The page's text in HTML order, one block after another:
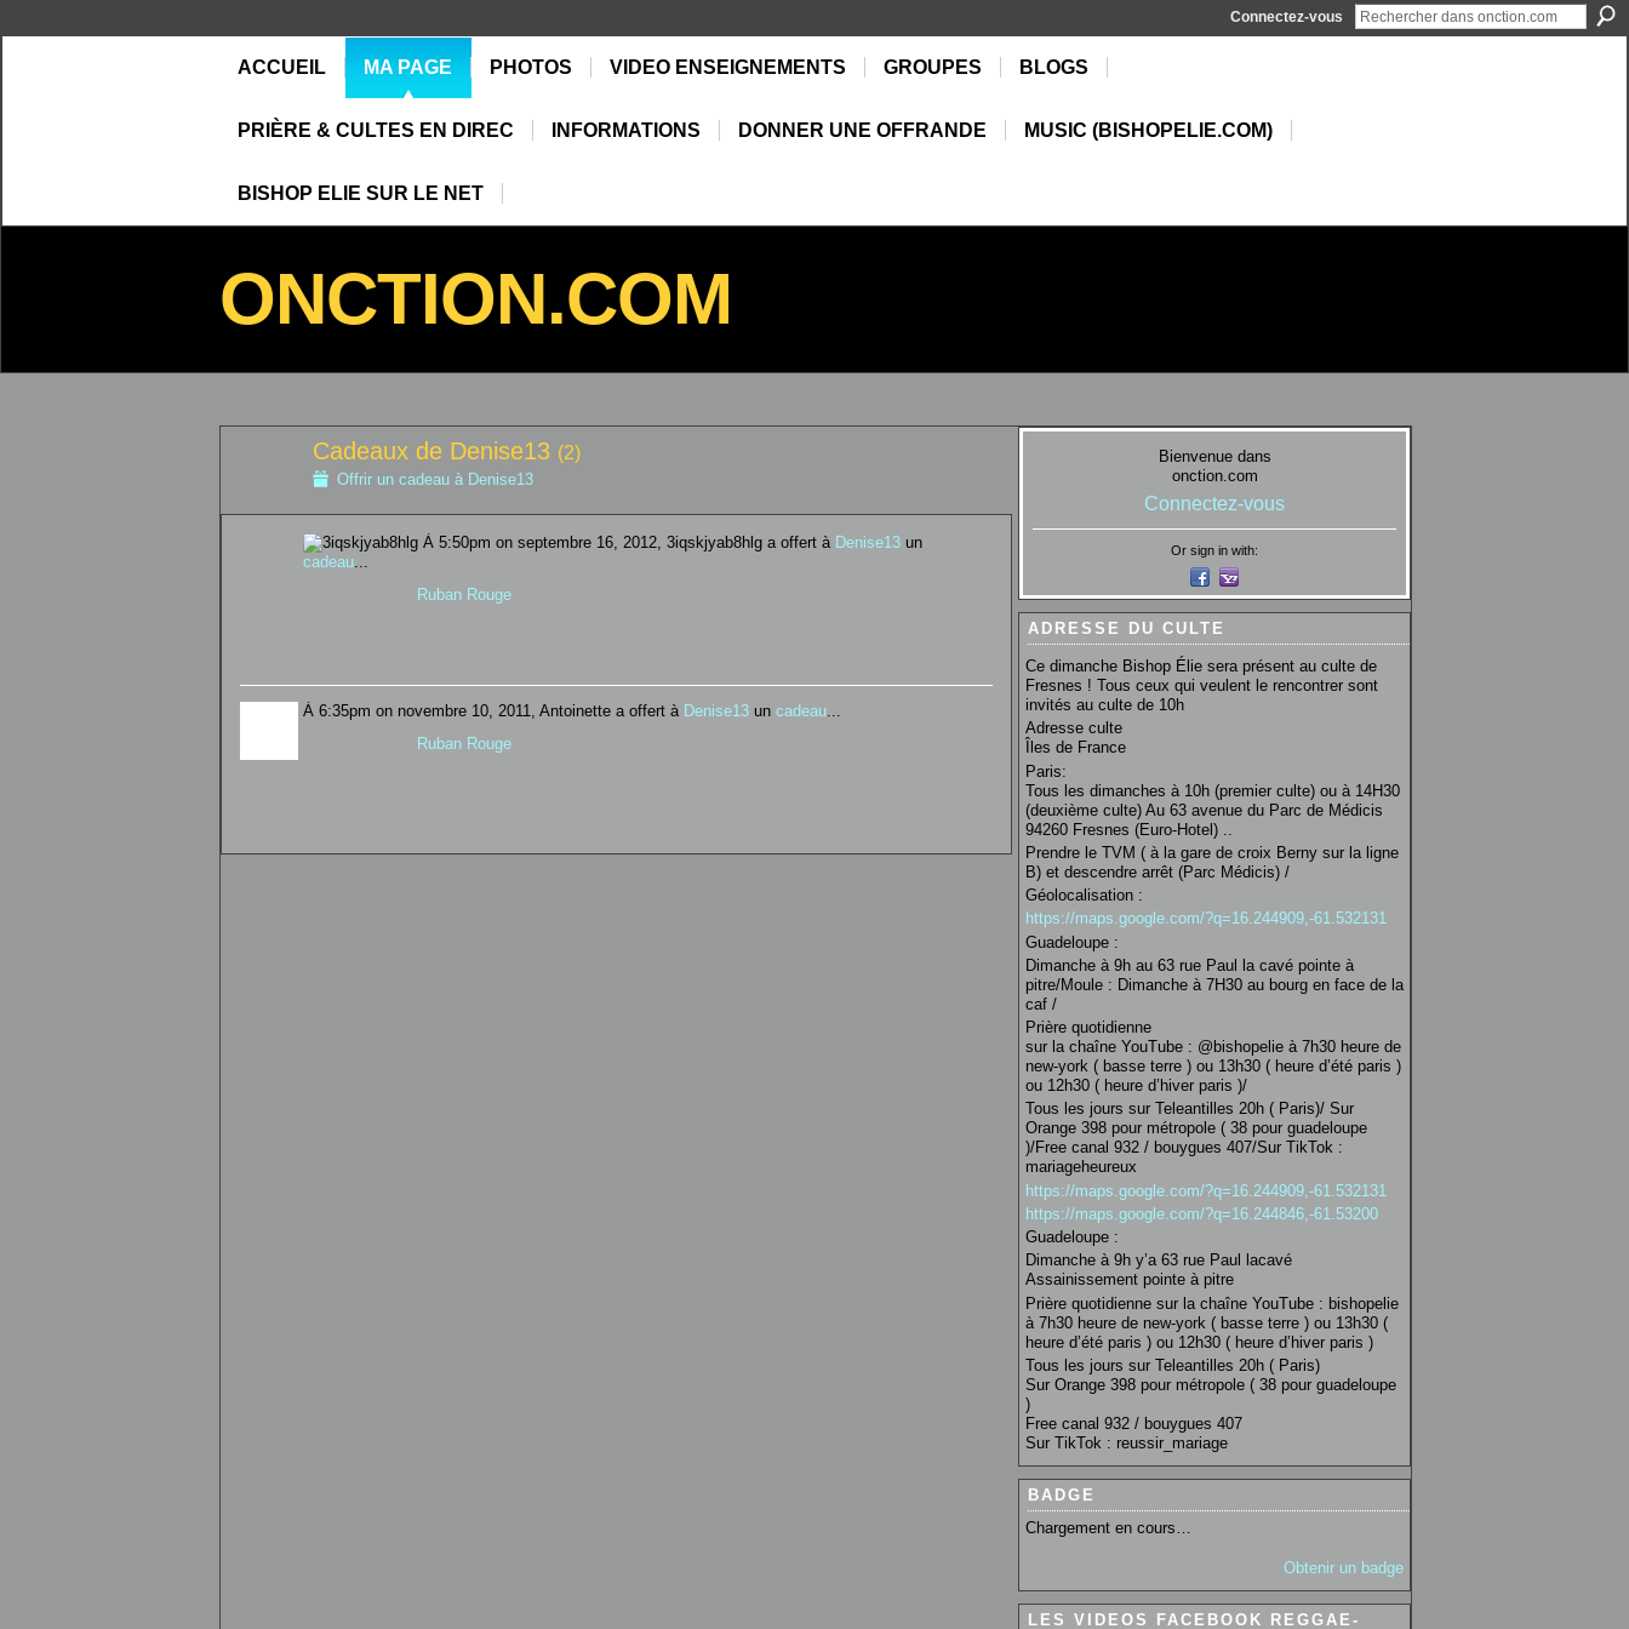
Connectez-vous
ACCUEIL MA PAGE PHOTOS VIDEO ENSEIGNEMENTS GROUPES BLOGS
PRIÈRE & CULTES EN DIREC INFORMATIONS DONNER UNE OFFRANDE MUSIC (BISHOPELIE.COM)
BISHOP ELIE SUR LE NET
ONCTION.COM
Cadeaux de Denise13 (2)
Offrir un cadeau à Denise13
À 5:50pm on septembre 16, 2012, 3iqskjyab8hlg a offert à Denise13 un
cadeau...
Ruban Rouge
À 6:35pm on novembre 10, 2011, Antoinette a offert à Denise13 un cadeau...
Ruban Rouge
Bienvenue dans
onction.com
Connectez-vous
Or sign in with:
ADRESSE DU CULTE
Ce dimanche Bishop Élie sera présent au culte de
Fresnes ! Tous ceux qui veulent le rencontrer sont
invités au culte de 10h
Adresse culte
Îles de France
Paris:
Tous les dimanches à 10h (premier culte) ou à 14H30
(deuxième culte) Au 63 avenue du Parc de Médicis
94260 Fresnes (Euro-Hotel) ..
Prendre le TVM ( à la gare de croix Berny sur la ligne
B) et descendre arrêt (Parc Médicis) /
Géolocalisation :
https://maps.google.com/?q=16.244909,-61.532131
Guadeloupe :
Dimanche à 9h au 63 rue Paul la cavé pointe à
pitre/Moule : Dimanche à 7H30 au bourg en face de la
caf /
Prière quotidienne
sur la chaîne YouTube : @bishopelie à 7h30 heure de
new-york ( basse terre ) ou 13h30 ( heure d’été paris )
ou 12h30 ( heure d’hiver paris )/
Tous les jours sur Teleantilles 20h ( Paris)/ Sur
Orange 398 pour métropole ( 38 pour guadeloupe
)/Free canal 932 / bouygues 407/Sur TikTok :
mariageheureux
https://maps.google.com/?q=16.244909,-61.532131
https://maps.google.com/?q=16.244846,-61.53200
Guadeloupe :
Dimanche à 9h y’a 63 rue Paul lacavé
Assainissement pointe à pitre
Prière quotidienne sur la chaîne YouTube : bishopelie
à 7h30 heure de new-york ( basse terre ) ou 13h30 (
heure d’été paris ) ou 12h30 ( heure d’hiver paris )
Tous les jours sur Teleantilles 20h ( Paris)
Sur Orange 398 pour métropole ( 38 pour guadeloupe
)
Free canal 932 / bouygues 407
Sur TikTok : reussir_mariage
BADGE
Chargement en cours…
Obtenir un badge
LES VIDEOS FACEBOOK REGGAE-